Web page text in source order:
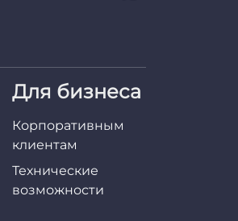
Для бизнеса
Корпоративным
клиентам
Технические
возможности